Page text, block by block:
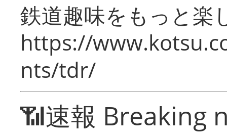
鉄道趣味をもっと楽
https://
nts/tdr/
📶速報 Breaking